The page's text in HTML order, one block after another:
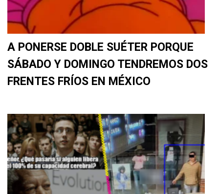
A PONERSE DOBLE SUÉTER PORQUE
SÁBADO Y DOMINGO TENDREMOS DOS
FRENTES FRÍOS EN MÉXICO